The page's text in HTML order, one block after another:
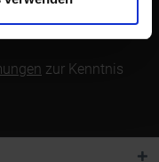
zur Kenntnis